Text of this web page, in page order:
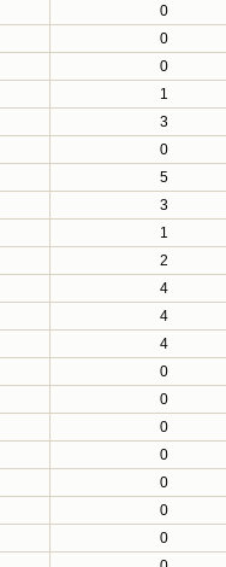
0
0
0
1
3
0
5
3
1
2
4
4
4
0
0
0
0
0
0
0